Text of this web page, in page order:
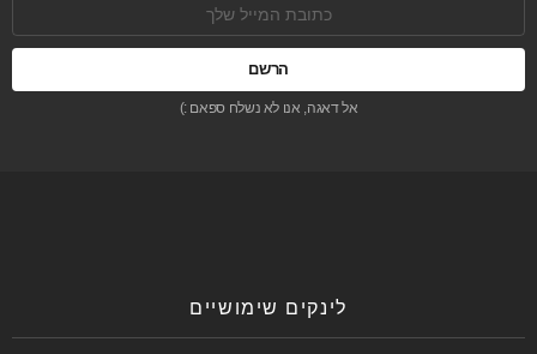
אל דאגה, אנו לא נשלח ספאם :)
לינקים שימושיים